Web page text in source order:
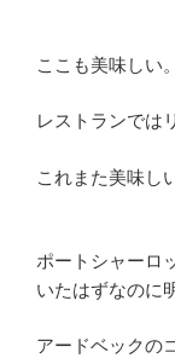
ここも美味しい。
レストランでは
これまた美味し
ポートシャーロ
いたはずなのに
アードベックの